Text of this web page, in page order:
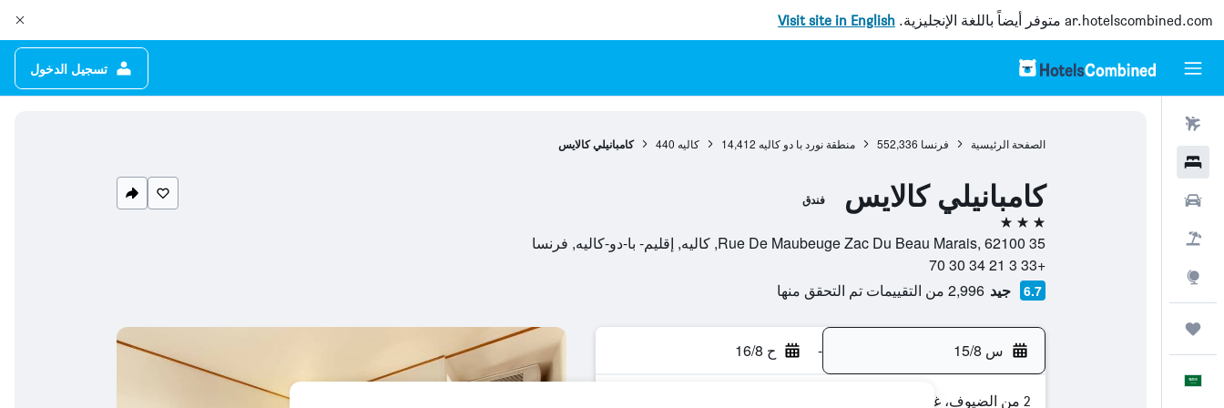
ar.hotelscombined.com متوفر أيضاً باللغة الإنجليزية. Visit site in English
تسجيل الدخول
الصفحة الرئيسية فرنسا 552,336 منطقة نورد با دو كاليه 14,412 كاليه 440 كامبانيلي كالايس
كامبانيلي كالايس فندق
3 نجوم
35 Rue De Maubeuge Zac Du Beau Marais, 62100, كاليه, إقليم- با-دو-كاليه, فرنسا
+33 3 21 34 30 70
6.7 جيد 2,996 من التقييمات تم التحقق منها
س 15/8 - ح 16/8
2 من الضيوف، غرفة واحدة